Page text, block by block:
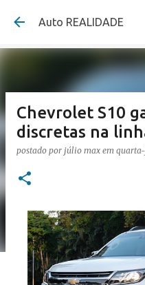
Pular para o
Auto REALIDADE
Chevrolet S10
discretas na
postado por júlio max em